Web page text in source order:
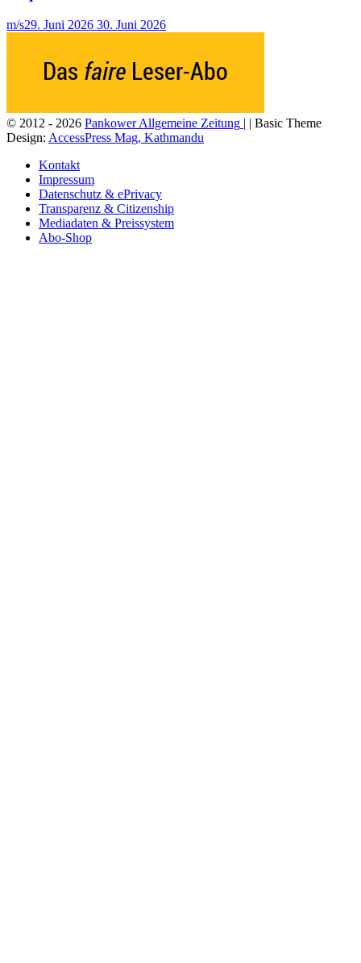
m/s29. Juni 2026 30. Juni 2026
© 2012 - 2026 Pankower Allgemeine Zeitung | | Basic Theme
Design: AccessPress Mag, Kathmandu
Kontakt
Impressum
Datenschutz & ePrivacy
Transparenz & Citizenship
Mediadaten & Preissystem
Abo-Shop